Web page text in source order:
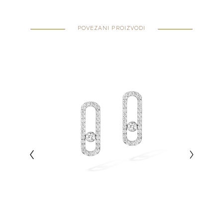
POVEZANI PROIZVODI